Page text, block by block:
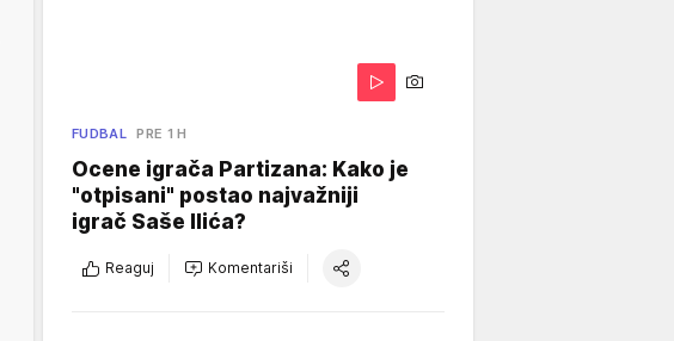
FUDBAL PRE 1 H
Ocene igrača Partizana: Kako je
"otpisani" postao najvažniji
igrač Saše Ilića?
Reaguj Komentariši